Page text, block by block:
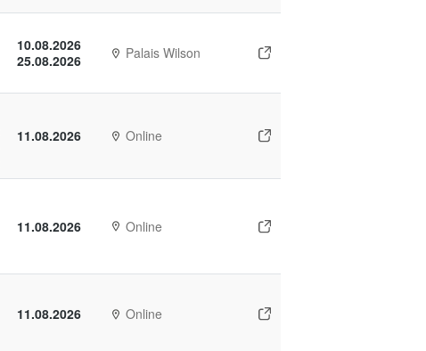
10.08.2026
25.08.2026
Palais Wilson
11.08.2026 Online
11.08.2026 Online
11.08.2026 Online